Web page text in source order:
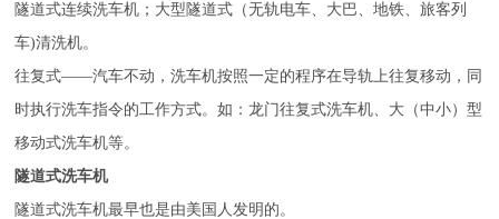
隧道式连续洗车机；大型隧道式（无轨电车、大巴、地铁、旅客列
车)清洗机。
往复式——汽车不动，洗车机按照一定的程序在导轨上往复移动，同
时执行洗车指令的工作方式。如：龙门往复式洗车机、大（中小）型
移动式洗车机等。
隧道式洗车机
隧道式洗车机最早也是由美国人发明的。